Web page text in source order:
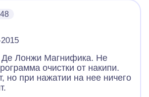
Лонжи Магнифика. Не
очистки от накипи.
но при нажатии на нее ничего